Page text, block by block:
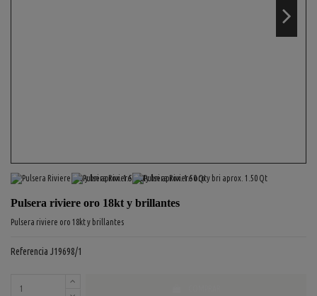
Pulsera riviere oro 18kt y brillantes
Pulsera riviere oro 18kt y brillantes
Referencia J19698/1